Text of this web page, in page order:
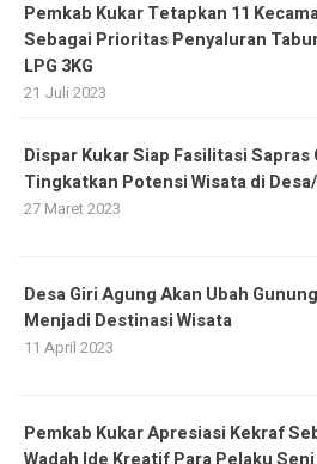
Pemkab Kukar Tetapkan 11
Sebagai Prioritas Penyaluran
LPG 3KG
21 Juli 2023
Dispar Kukar Siap Fasilitasi Sapras
Tingkatkan Potensi Wisata di
27 Maret 2023
Desa Giri Agung Akan Ubah
Menjadi Destinasi Wisata
11 April 2023
Pemkab Kukar Apresiasi Kekraf